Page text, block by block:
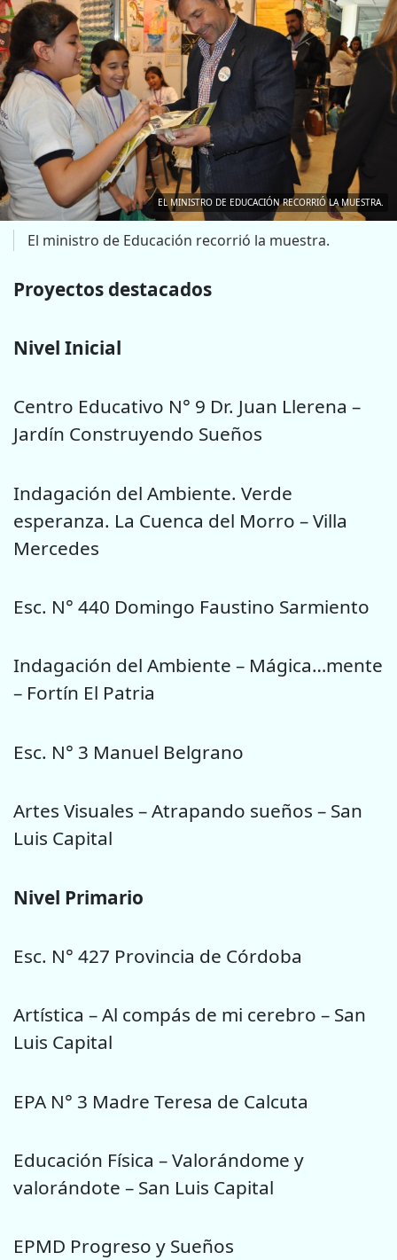
EL MINISTRO DE EDUCACIÓN RECORRIÓ LA MUESTRA.
El ministro de Educación recorrió la muestra.
Proyectos destacados
Nivel Inicial
Centro Educativo N° 9 Dr. Juan Llerena –
Jardín Construyendo Sueños
Indagación del Ambiente. Verde
esperanza. La Cuenca del Morro – Villa
Mercedes
Esc. N° 440 Domingo Faustino Sarmiento
Indagación del Ambiente – Mágica…mente
– Fortín El Patria
Esc. N° 3 Manuel Belgrano
Artes Visuales – Atrapando sueños – San
Luis Capital
Nivel Primario
Esc. N° 427 Provincia de Córdoba
Artística – Al compás de mi cerebro – San
Luis Capital
EPA N° 3 Madre Teresa de Calcuta
Educación Física – Valorándome y
valorándote – San Luis Capital
EPMD Progreso y Sueños